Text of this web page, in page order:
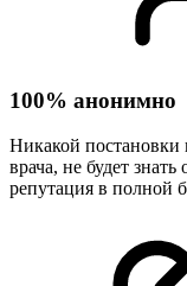
100% анонимно
Никакой постановки
врача, не будет
репутация в полной